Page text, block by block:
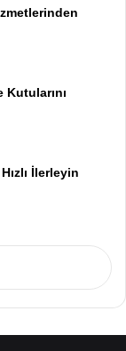
Kutularını
İlerleyin